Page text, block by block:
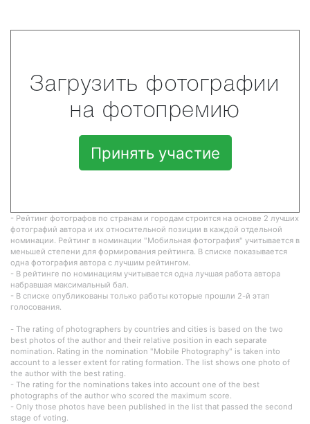
Загрузить фотографии
на фотопремию
Принять участие
- Рейтинг фотографов по странам и городам строится на основе 2 лучших
фотографий автора и их относительной позиции в каждой отдельной
номинации. Рейтинг в номинации "Мобильная фотография" учитывается в
меньшей степени для формирования рейтинга. В списке показывается
одна фотография автора с лучшим рейтингом.
- В рейтинге по номинациям учитывается одна лучшая работа автора
набравшая максимальный бал.
- В списке опубликованы только работы которые прошли 2-й этап
голосования.
- The rating of photographers by countries and cities is based on the two
best photos of the author and their relative position in each separate
nomination. Rating in the nomination "Mobile Photography" is taken into
account to a lesser extent for rating formation. The list shows one photo of
the author with the best rating.
- The rating for the nominations takes into account one of the best
photographs of the author who scored the maximum score.
- Only those photos have been published in the list that passed the second
stage of voting.